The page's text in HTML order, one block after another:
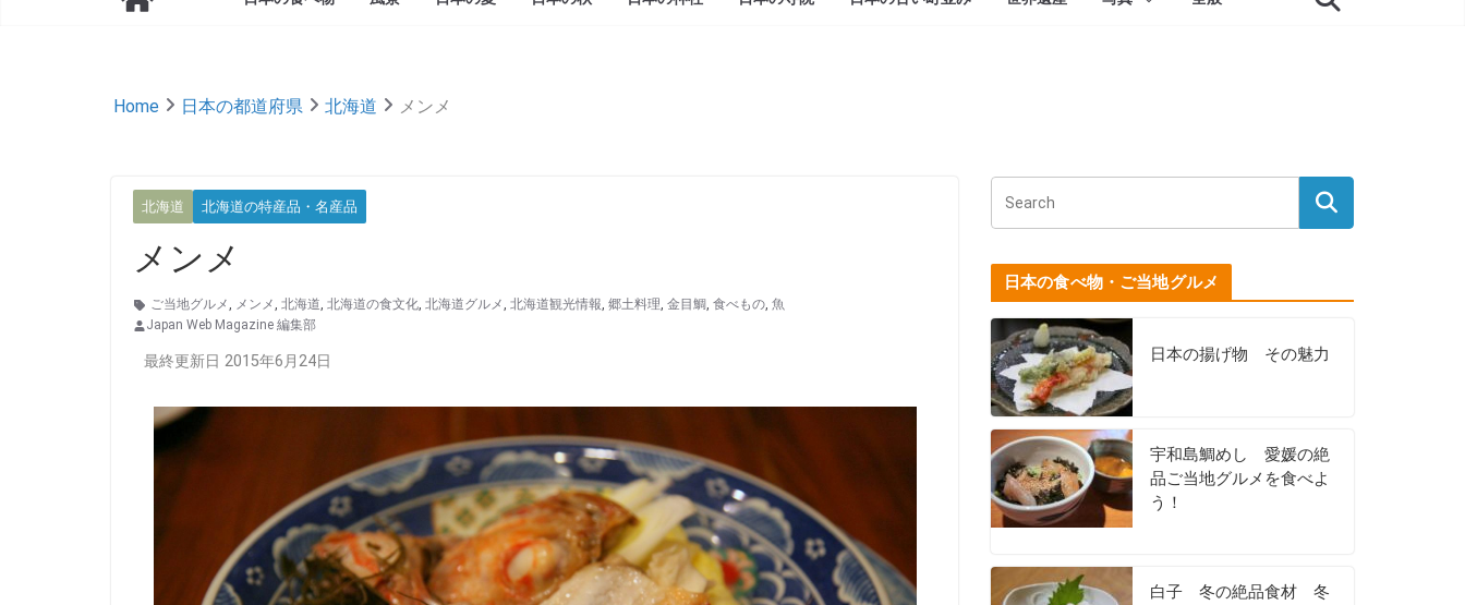
Home 日本の都道府県 北海道 メンメ
北海道 北海道の特産品・名産品
メンメ
ご当地グルメ, メンメ, 北海道, 北海道の食文化, 北海道グルメ, 北海道観光情報, 郷土料理, 金目鯛, 食べもの, 魚
Japan Web Magazine 編集部
最終更新日 2015年6月24日
日本の食べ物・ご当地グルメ
日本の揚げ物 その魅力
宇和島鯛めし 愛媛の絶
品ご当地グルメを食べよ
う！
白子 冬の絶品食材 冬